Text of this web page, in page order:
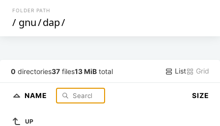
FOLDER PATH
/ gnu/dap/
0 directories37 files13 MiB total List Grid
NAME SIZE
UP